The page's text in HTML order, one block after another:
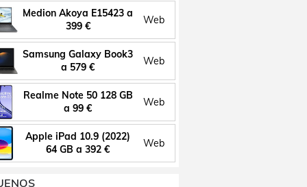
Medion Akoya E15423 a
399 €
Web
Samsung Galaxy Book3
a 579 €
Web
Realme Note 50 128 GB
a 99 €
Web
Apple iPad 10.9 (2022)
64 GB a 392 €
Web